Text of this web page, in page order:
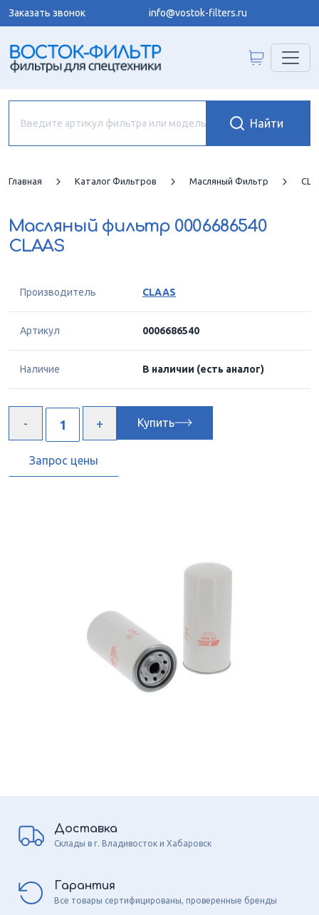
Заказать звонок info@vostok-filters.ru
Главная Каталог Фильтров Масляный Фильтр
Масляный фильтр 0006686540
CLAAS
Производитель CLAAS
Артикул 0006686540
Наличие В наличии (есть аналог)
Купить
Запрос цены
Доставка
Склады в г. Владивосток и Хабаровск
Гарантия
Все товары сертифицированы, проверенные бренды